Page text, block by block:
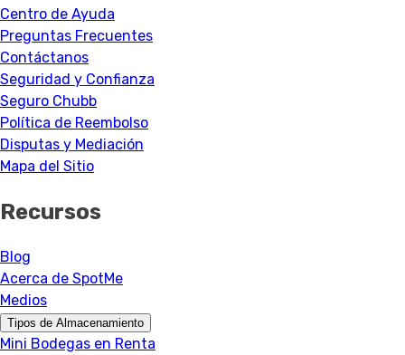
Centro de Ayuda
Preguntas Frecuentes
Contáctanos
Seguridad y Confianza
Seguro Chubb
Política de Reembolso
Disputas y Mediación
Mapa del Sitio
Recursos
Blog
Acerca de SpotMe
Medios
Tipos de Almacenamiento
Mini Bodegas en Renta